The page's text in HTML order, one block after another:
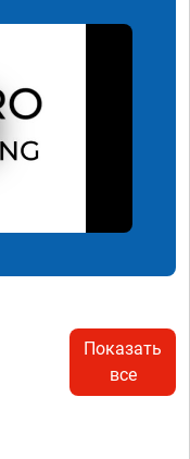
Показать
все